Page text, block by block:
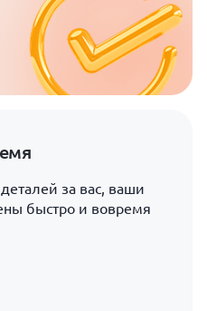
за вас, ваши
быстро и вовремя